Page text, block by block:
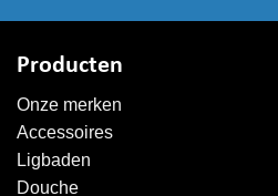
Producten
Onze merken
Accessoires
Ligbaden
Douche